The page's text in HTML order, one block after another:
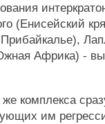
(Енисейский
Африка) -
комплекса
им